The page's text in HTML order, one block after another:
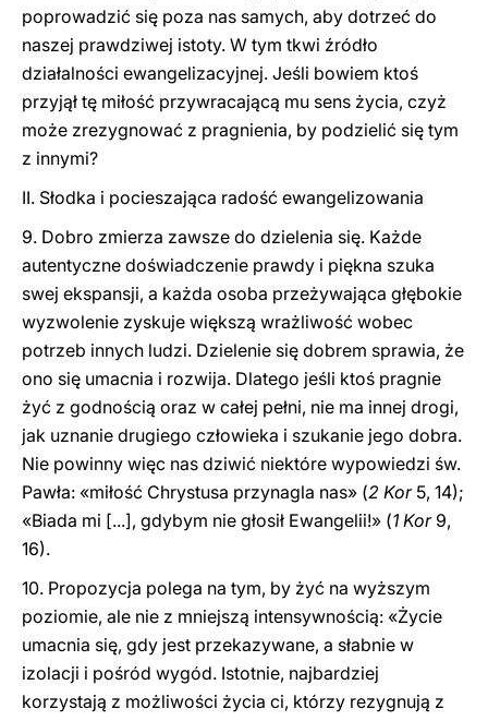
poprowadzić się poza nas samych, aby dotrzeć do
naszej prawdziwej istoty. W tym tkwi źródło
działalności ewangelizacyjnej. Jeśli bowiem ktoś
przyjął tę miłość przywracającą mu sens życia, czyż
może zrezygnować z pragnienia, by podzielić się tym
z innymi?
II. Słodka i pocieszająca radość ewangelizowania
9. Dobro zmierza zawsze do dzielenia się. Każde
autentyczne doświadczenie prawdy i piękna szuka
swej ekspansji, a każda osoba przeżywająca głębokie
wyzwolenie zyskuje większą wrażliwość wobec
potrzeb innych ludzi. Dzielenie się dobrem sprawia, że
ono się umacnia i rozwija. Dlatego jeśli ktoś pragnie
żyć z godnością oraz w całej pełni, nie ma innej drogi,
jak uznanie drugiego człowieka i szukanie jego dobra.
Nie powinny więc nas dziwić niektóre wypowiedzi św.
Pawła: «miłość Chrystusa przynagla nas» (2 Kor5, 14);
«Biada mi [...], gdybym nie głosił Ewangelii!» (1 Kor9,
16).
10. Propozycja polega na tym, by żyć na wyższym
poziomie, ale nie z mniejszą intensywnością: «Życie
umacnia się, gdy jest przekazywane, a słabnie w
izolacji i pośród wygód. Istotnie, najbardziej
korzystają z możliwości życia ci, którzy rezygnują z